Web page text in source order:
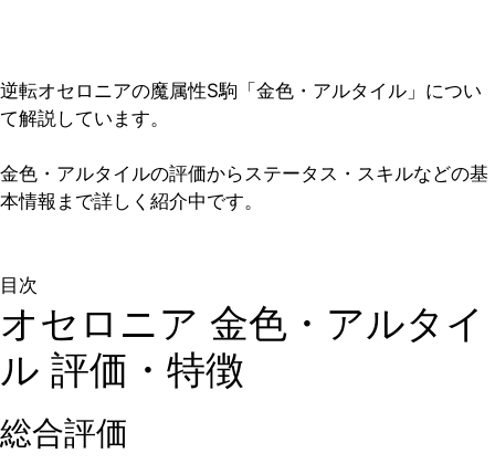
逆転オセロニアの魔属性S駒「金色・アルタイル」につい
て解説しています。
金色・アルタイルの評価からステータス・スキルなどの基
本情報まで詳しく紹介中です。
目次
オセロニア 金色・アルタイ
ル 評価・特徴
総合評価